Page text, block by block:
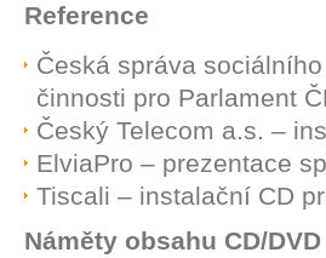
Reference
Česká správa
činnosti pro Parlament
Český Telecom a.s. –
ElviaPro – prezentace
Tiscali – instalační CD
Náměty obsahu CD/DVD